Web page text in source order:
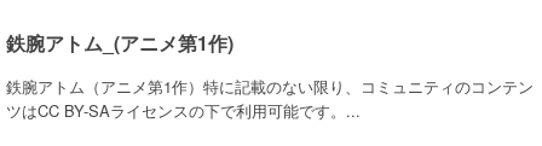
鉄腕アトム_(アニメ第1作)
鉄腕アトム（アニメ第1作）特に記載のない限り、コミュニティのコンテン
ツはCC BY-SAライセンスの下で利用可能です。...